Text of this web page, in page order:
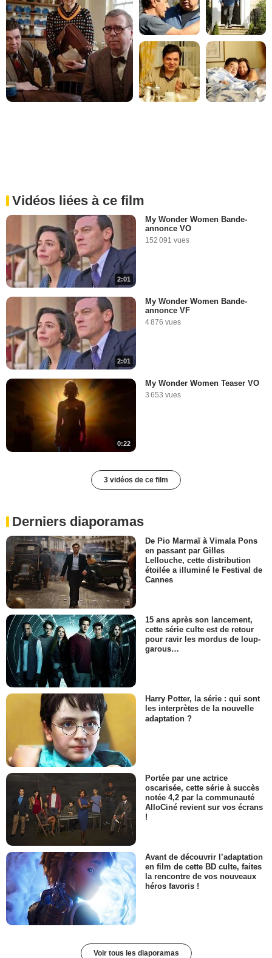
Vidéos liées à ce film
2:01
My Wonder Women Bande-
annonce VO
152 091 vues
2:01
My Wonder Women Bande-
annonce VF
4 876 vues
0:22
My Wonder Women Teaser VO
3 653 vues
3 vidéos de ce film
Derniers diaporamas
De Pio Marmaï à Vimala Pons
en passant par Gilles
Lellouche, cette distribution
étoilée a illuminé le Festival de
Cannes
15 ans après son lancement,
cette série culte est de retour
pour ravir les mordus de loup-
garous…
Harry Potter, la série : qui sont
les interprètes de la nouvelle
adaptation ?
Portée par une actrice
oscarisée, cette série à succès
notée 4,2 par la communauté
AlloCiné revient sur vos écrans
!
Avant de découvrir l’adaptation
en film de cette BD culte, faites
la rencontre de vos nouveaux
héros favoris !
Voir tous les diaporamas